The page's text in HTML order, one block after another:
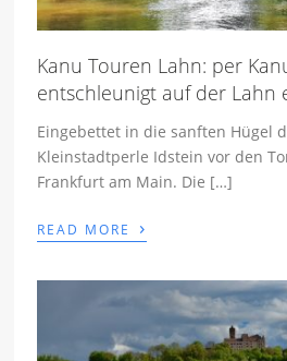
Kanu Touren Lahn: per
entschleunigt auf der Lahn
Eingebettet in die sanften Hügel
Kleinstadtperle Idstein vor den
Frankfurt am Main. Die […]
READ MORE ›